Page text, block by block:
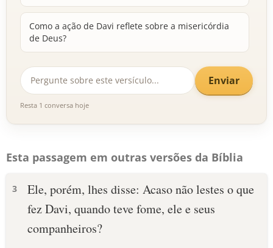
Como a ação de Davi reflete sobre a misericórdia
de Deus?
Enviar
Resta 1 conversa hoje
Esta passagem em outras versões da Bíblia
3
Ele, porém, lhes disse: Acaso não lestes o que
fez Davi, quando teve fome, ele e seus
companheiros?